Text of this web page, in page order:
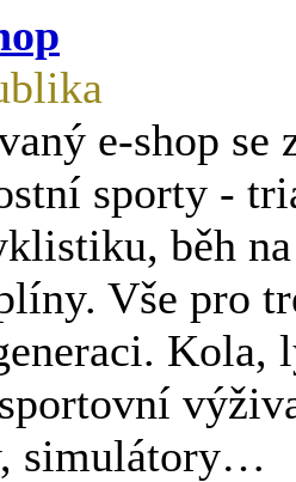
e-shop se
sporty -
běh
Vše pro
Kola,
simulátory…